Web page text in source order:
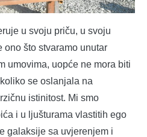
u svoju priču, u svoju
ono što stvaramo unutar
umovima, uopće ne mora biti
se oslanjala na
istinitost. Mi smo
i u ljušturama vlastitih ego
galaksije sa uvjerenjem i